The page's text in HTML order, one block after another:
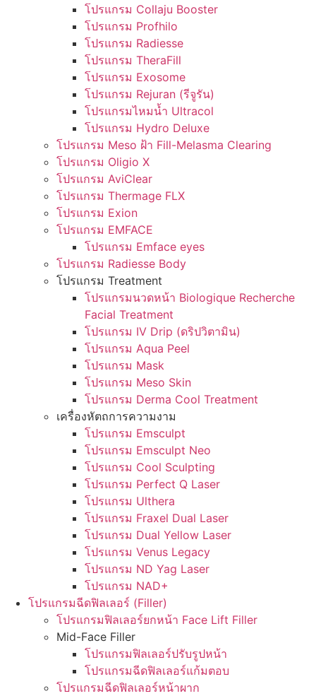
โปรแกรม Collaju Booster
โปรแกรม Profhilo
โปรแกรม Radiesse
โปรแกรม TheraFill
โปรแกรม Exosome
โปรแกรม Rejuran (รีจูรัน)
โปรแกรมไหมน้ำ Ultracol
โปรแกรม Hydro Deluxe
โปรแกรม Meso ฝ้า Fill-Melasma Clearing
โปรแกรม Oligio X
โปรแกรม AviClear
โปรแกรม Thermage FLX
โปรแกรม Exion
โปรแกรม EMFACE
โปรแกรม Emface eyes
โปรแกรม Radiesse Body
โปรแกรม Treatment
โปรแกรมนวดหน้า Biologique Recherche
Facial Treatment
โปรแกรม IV Drip (ดริปวิตามิน)
โปรแกรม Aqua Peel
โปรแกรม Mask
โปรแกรม Meso Skin
โปรแกรม Derma Cool Treatment
เครื่องหัตถการความงาม
โปรแกรม Emsculpt
โปรแกรม Emsculpt Neo
โปรแกรม Cool Sculpting
โปรแกรม Perfect Q Laser
โปรแกรม Ulthera
โปรแกรม Fraxel Dual Laser
โปรแกรม Dual Yellow Laser
โปรแกรม Venus Legacy
โปรแกรม ND Yag Laser
โปรแกรม NAD+
โปรแกรมฉีดฟิลเลอร์ (Filler)
โปรแกรมฟิลเลอร์ยกหน้า Face Lift Filler
Mid-Face Filler
โปรแกรมฟิลเลอร์ปรับรูปหน้า
โปรแกรมฉีดฟิลเลอร์แก้มตอบ
โปรแกรมฉีดฟิลเลอร์หน้าผาก